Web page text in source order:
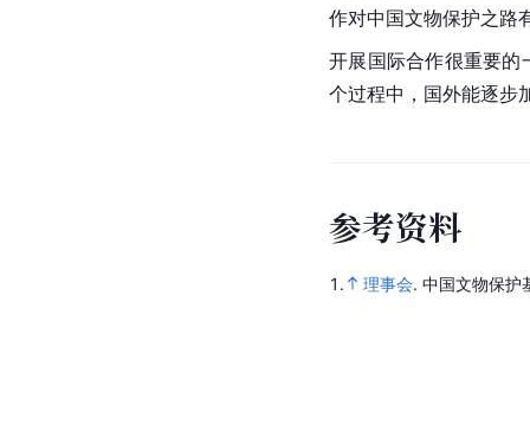
作对中国文物保护之路
开展国际合作很重要的
个过程中，国外能逐步
参考资料
1. 理事会. 中国文物保护